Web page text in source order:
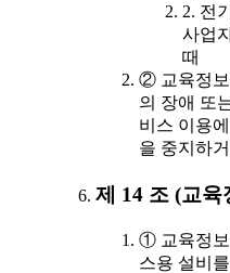
2. 전
사업
때
② 교육정보
의 장애 또
비스 이용
을 중지하
제 14 조 (교
① 교육정보
스용 설비